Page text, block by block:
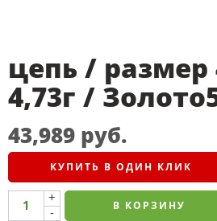
цепь / размер
4,73г /
43,989 руб.
КУПИТЬ В ОДИН КЛИК
+
-
В КОРЗИНУ